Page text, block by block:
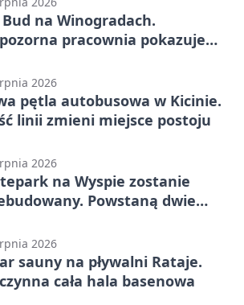
na Winogradach.
pracownia pokazuje
2026
pętla autobusowa w Kicinie.
linii zmieni miejsce postoju
2026
na Wyspie zostanie
Powstaną dwie
2026
sauny na pływalni Rataje.
cała hala basenowa